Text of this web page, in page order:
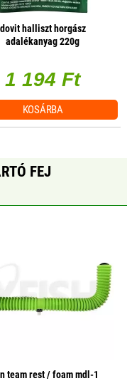
dovit halliszt horgász
adalékanyag 220g
1 194 Ft
KOSÁRBA
FEJ
team rest / foam mdl-1